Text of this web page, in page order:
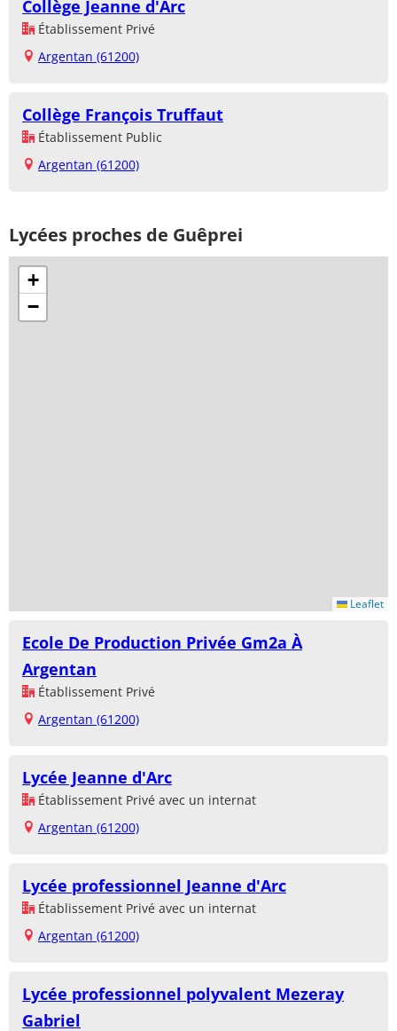
Collège Jeanne d'Arc
Établissement Privé
Argentan (61200)
Collège François Truffaut
Établissement Public
Argentan (61200)
Lycées proches de Guêprei
+
−
Leaflet
Ecole De Production Privée Gm2a À
Argentan
Établissement Privé
Argentan (61200)
Lycée Jeanne d'Arc
Établissement Privé avec un internat
Argentan (61200)
Lycée professionnel Jeanne d'Arc
Établissement Privé avec un internat
Argentan (61200)
Lycée professionnel polyvalent Mezeray
Gabriel